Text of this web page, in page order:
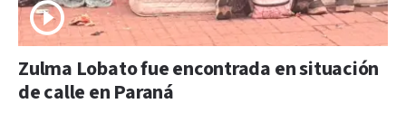
Zulma Lobato fue encontrada en situación
de calle en Paraná